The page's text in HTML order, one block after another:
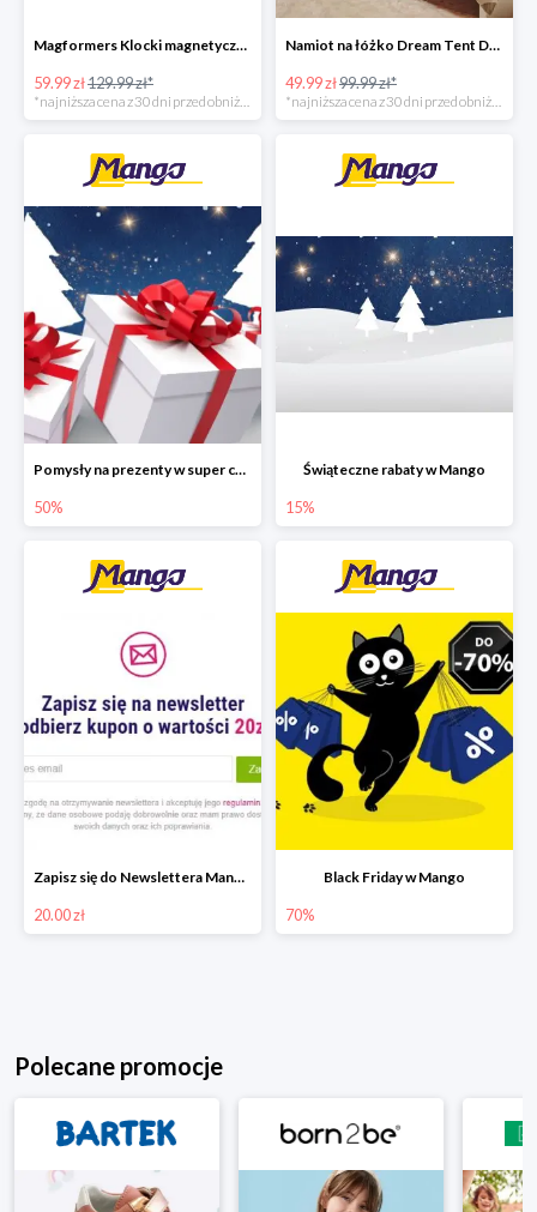
Magformers Klocki magnetyczne -54%
59.99 zł129.99 zł*
Namiot na łóżko Dream Tent Dormeo -50%
49.99 zł99.99 zł*
Pomysły na prezenty w super cenach w Mango
50%
Świąteczne rabaty w Mango
15%
Zapisz się do Newslettera Mango i odbierz 20 zł rabatu
20.00 zł
Black Friday w Mango
70%
Polecane promocje